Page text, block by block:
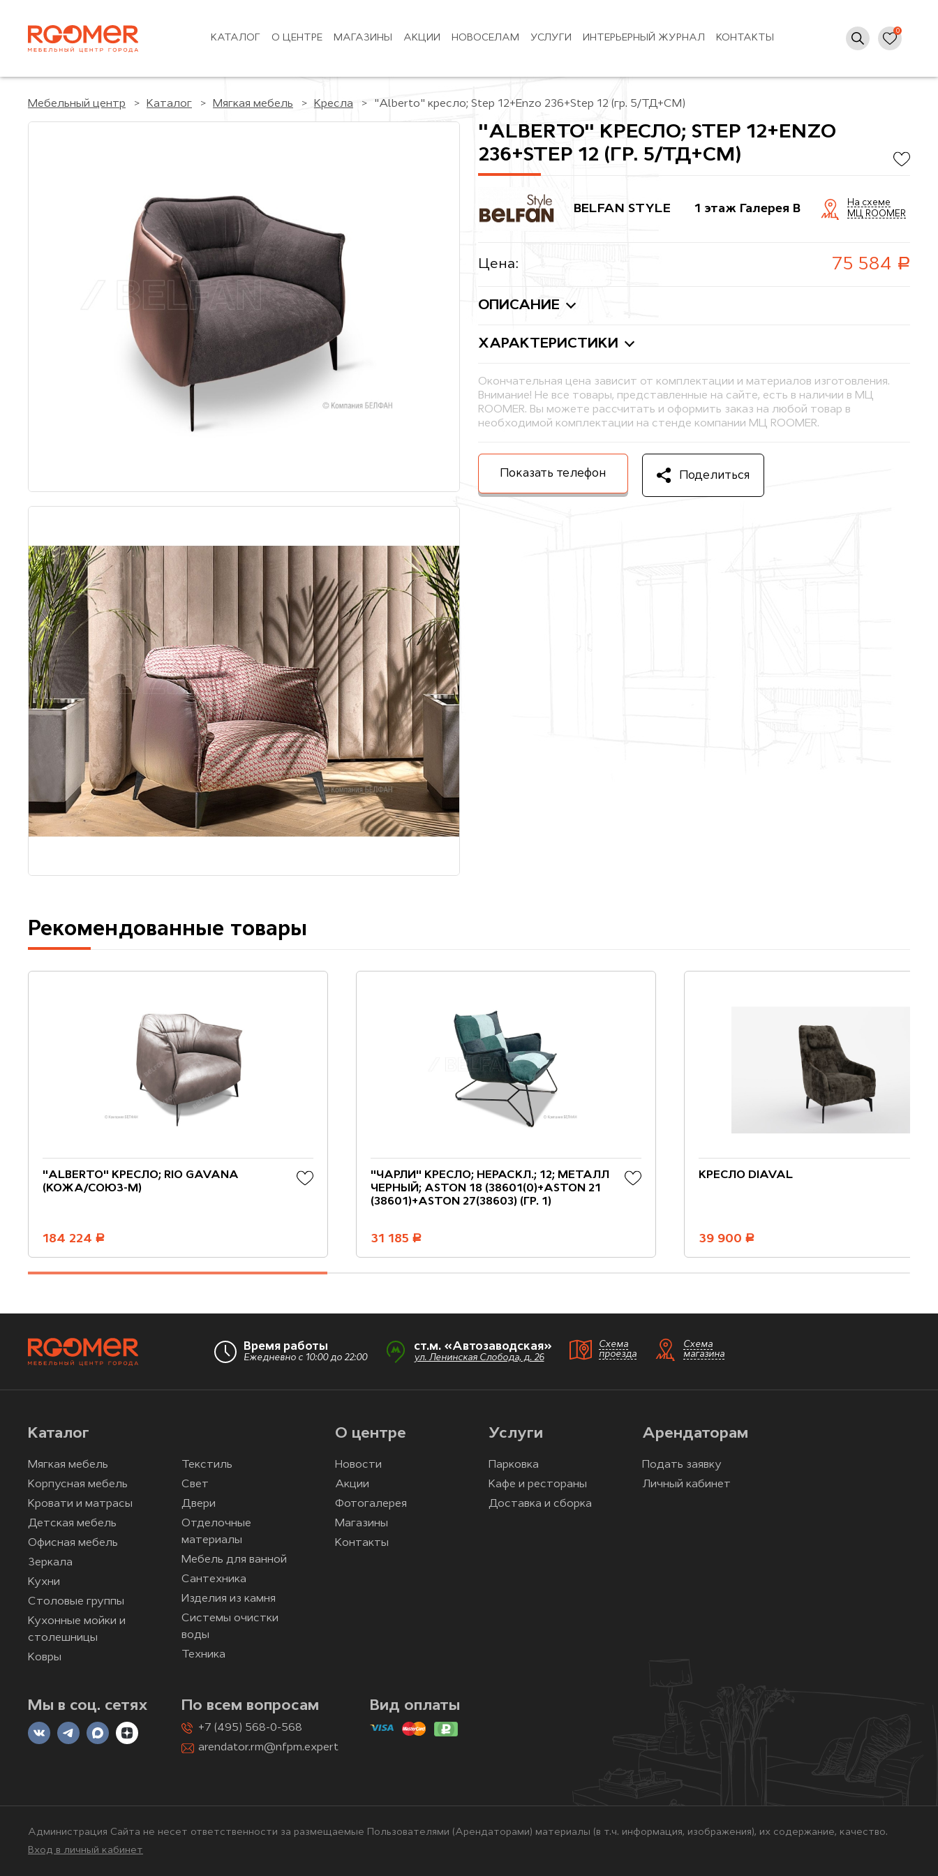
КАТАЛОГ О ЦЕНТРЕ МАГАЗИНЫ АКЦИИ НОВОСЕЛАМ УСЛУГИ ИНТЕРЬЕРНЫЙ ЖУРНАЛ КОНТАКТЫ
Мебельный центр Каталог Мягкая мебель Кресла "Alberto" кресло; Step 12+Enzo 236+Step 12 (гр. 5/ТД+СМ)
"ALBERTO" КРЕСЛО; STEP 12+ENZO
236+STEP 12 (ГР. 5/ТД+СМ)
BELFAN STYLE 1 этаж Галерея B
На схеме
МЦ ROOMER
Цена: 75 584 руб.
ОПИСАНИЕ
ХАРАКТЕРИСТИКИ
Окончательная цена зависит от комплектации и материалов изготовления.
Внимание! Не все товары, представленные на сайте, есть в наличии в МЦ
ROOMER. Вы можете рассчитать и оформить заказ на любой товар в
необходимой комплектации на стенде компании МЦ ROOMER.
Показать телефон Поделиться
Рекомендованные товары
"ALBERTO" КРЕСЛО; RIO GAVANA
(КОЖА/СОЮЗ-М)
184 224 руб.
"ЧАРЛИ" КРЕСЛО; НЕРАСКЛ.; 12; МЕТАЛЛ
ЧЕРНЫЙ; ASTON 18 (38601(0)+ASTON 21
(38601)+ASTON 27(38603) (ГР. 1)
31 185 руб.
КРЕСЛО DIAVAL
39 900 руб.
Время работы
Ежедневно с 10:00 до 22:00
ст.м. «Автозаводская»
ул. Ленинская Слобода, д. 26
Схема
проезда
Схема
магазина
Каталог
Мягкая мебель
Корпусная мебель
Кровати и матрасы
Детская мебель
Офисная мебель
Зеркала
Кухни
Столовые группы
Кухонные мойки и
столешницы
Ковры
Текстиль
Свет
Двери
Отделочные
материалы
Мебель для ванной
Сантехника
Изделия из камня
Системы очистки
воды
Техника
О центре
Новости
Акции
Фотогалерея
Магазины
Контакты
Услуги
Парковка
Кафе и рестораны
Доставка и сборка
Арендаторам
Подать заявку
Личный кабинет
Мы в соц. сетях По всем вопросам
+7 (495) 568-0-568
arendator.rm@nfpm.expert
Вид оплаты
Администрация Сайта не несет ответственности за размещаемые Пользователями (Арендаторами) материалы (в т.ч. информация, изображения), их содержание, качество.
Вход в личный кабинет